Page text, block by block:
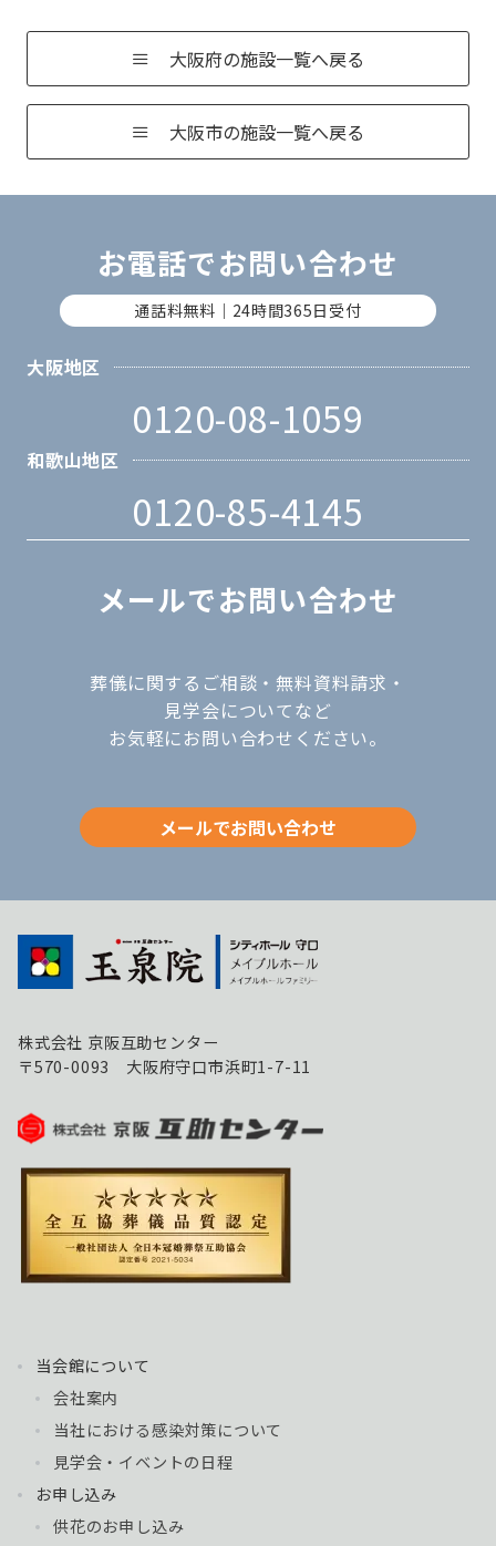
大阪府の施設一覧へ戻る
大阪市の施設一覧へ戻る
お電話でお問い合わせ
通話料無料｜24時間365日受付
大阪地区
0120-08-1059
和歌山地区
0120-85-4145
メールでお問い合わせ
葬儀に関するご相談・無料資料請求・
見学会についてなど
お気軽にお問い合わせください。
メールでお問い合わせ
株式会社 京阪互助センター
〒570-0093 大阪府守口市浜町1-7-11
当会館について
会社案内
当社における感染対策について
見学会・イベントの日程
お申し込み
供花のお申し込み